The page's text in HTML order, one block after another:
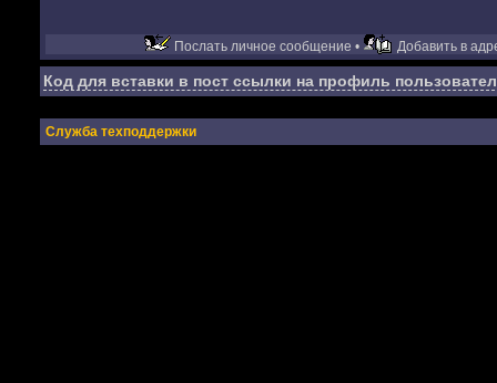
Послать личное сообщение • Добавить в
Код для вставки в пост ссылки на профиль
Служба техподдержки